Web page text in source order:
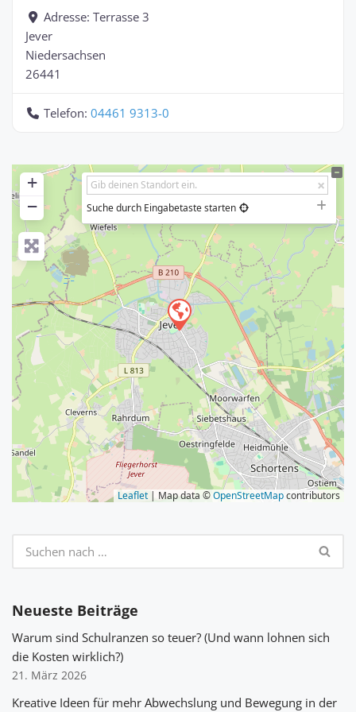
Adresse: Terrasse 3
Jever
Niedersachsen
26441
Telefon: 04461 9313-0
+
−
Suche durch Eingabetaste starten
Leaflet | Map data ©OpenStreetMapcontributors
Neueste Beiträge
Warum sind Schulranzen so teuer? (Und wann lohnen sich
die Kosten wirklich?)
21. März 2026
Kreative Ideen für mehr Abwechslung und Bewegung in der